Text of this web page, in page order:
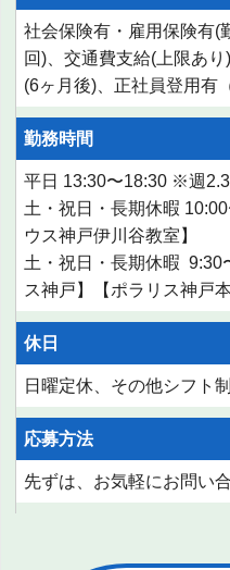
社会保険有・雇用保険有(
回)、交通費支給(上限あ
(6ヶ月後)、正社員登用有
勤務時間
平日 13:30〜18:30 ※週
土・祝日・長期休暇
ウス神戸伊川谷教室】
土・祝日・長期休暇 9:30
ス神戸】【ポラリス神戸
休日
日曜定休、その他シフト
応募方法
先ずは、お気軽にお問い